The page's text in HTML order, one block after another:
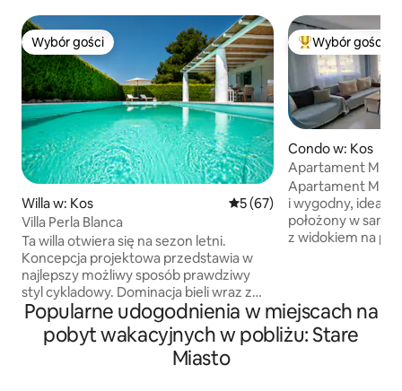
Wybór gości
Wybór gości
Willa w: Kos Średnia ocena: 5 na 5,
5 (67)
Villa Perla Blanca
Ta willa otwiera się na sezon letni.
Koncepcja projektowa przedstawia w
najlepszy możliwy sposób prawdziwy
styl cykladowy. Dominacja bieli wraz z
minimalistycznym elementem zapewnia
idealne miejsce dla tych, którzy szukają
spokoju, ciszy i relaksu. Willa „Perla
Blanca” jest uosobieniem elegancji w
Wybór gości
Condo w: Kos
Apartament
Apartament
i wygodny,
położony w
z widokiem na
i port znajdują się
dyspozycji gości
kuchnia z pralką,
Popularne udogodnienia w miejscach na
pobyt wakacyjnych w pobliżu: Stare
Miasto